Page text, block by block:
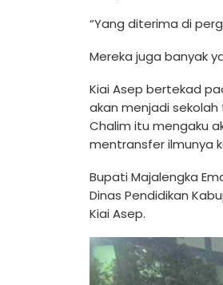
“Yang diterima di
Mereka juga banyak
Kiai Asep bertekad
akan menjadi sekolah
Chalim itu mengaku
mentransfer ilmunya
Bupati Majalengka
Dinas Pendidikan
Kiai Asep.